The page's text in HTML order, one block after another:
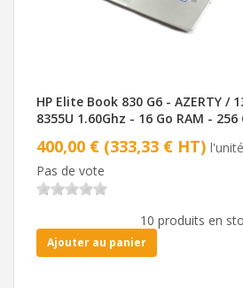
HP Elite Book 830 G6 - AZERTY /
8355U 1.60Ghz - 16 Go RAM - 256
400,00 € (333,33 € HT) l'unité
Pas de vote
10 produits en
Ajouter au panier